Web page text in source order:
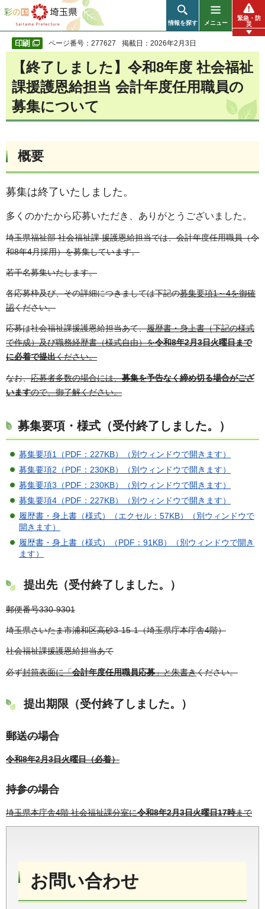
彩の国 埼玉県
情報を探す メニュー
緊急・防
災
ページ番号：277627 掲載日：2026年2月3日
【終了しました】令和8年度 社会福祉
課援護恩給担当 会計年度任用職員の
募集について
概要
募集は終了いたしました。
多くのかたから応募いただき、ありがとうございました。
埼玉県福祉部 社会福祉課 援護恩給担当では、会計年度任用職員（令
和8年4月採用）を募集しています。
若干名募集いたします。
各応募枠及び、その詳細につきましては下記の募集要項1～4を御確
認ください。
応募は社会福祉課援護恩給担当あて、履歴書・身上書（下記の様式
で作成）及び職務経歴書（様式自由）を令和8年2月3日火曜日まで
に必着で提出ください。
なお、応募者多数の場合には、募集を予告なく締め切る場合がござ
いますので、御了解ください。
募集要項・様式（受付終了しました。）
募集要項1（PDF：227KB）（別ウィンドウで開きます）
募集要項2（PDF：230KB）（別ウィンドウで開きます）
募集要項3（PDF：230KB）（別ウィンドウで開きます）
募集要項4（PDF：227KB）（別ウィンドウで開きます）
履歴書・身上書（様式）（エクセル：57KB）（別ウィンドウで
開きます）
履歴書・身上書（様式）（PDF：91KB）（別ウィンドウで開き
ます）
提出先（受付終了しました。）
郵便番号330-9301
埼玉県さいたま市浦和区高砂3-15-1（埼玉県庁本庁舎4階）
社会福祉課援護恩給担当あて
必ず封筒表面に「会計年度任用職員応募」と朱書きください。
提出期限（受付終了しました。）
郵送の場合
令和8年2月3日火曜日（必着）
持参の場合
埼玉県本庁舎4階 社会福祉課分室に令和8年2月3日火曜日17時まで
お問い合わせ